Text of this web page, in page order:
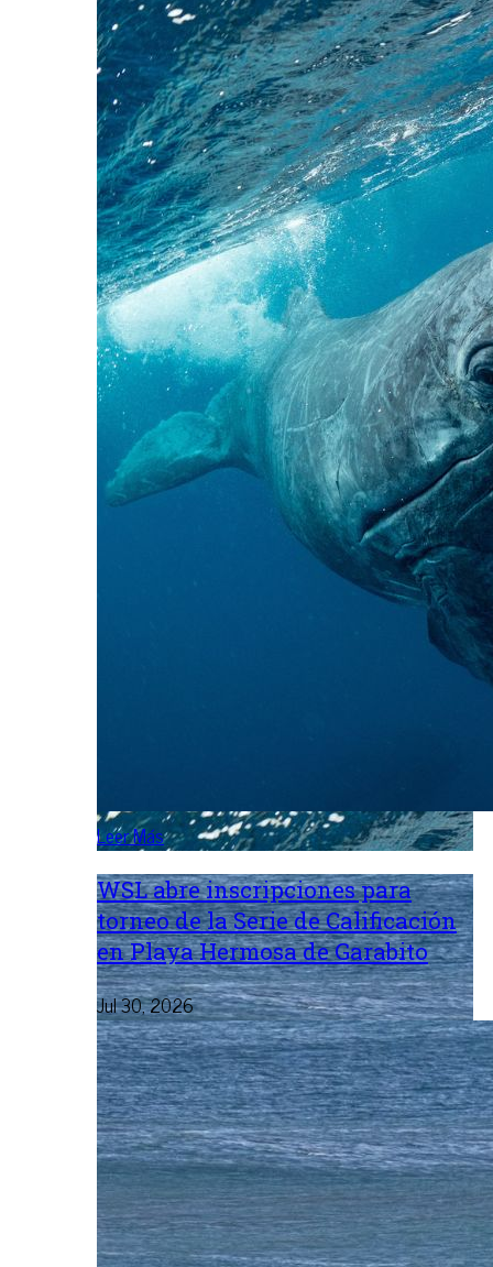
Leer Más
WSL abre inscripciones para
torneo de la Serie de Calificación
en Playa Hermosa de Garabito
Jul 30, 2026